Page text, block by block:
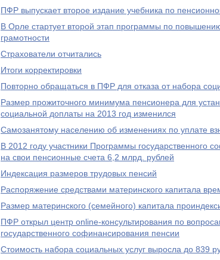
ПФР выпускает второе издание учебника по
В Орле стартует второй этап программы по
грамотности
Страхователи отчитались
Итоги корректировки
Повторно обращаться в ПФР для отказа от набора
Размер прожиточного минимума пенсионера для
социальной доплаты на 2013 год изменился
Самозанятому населению об изменениях по уплате
В 2012 году участники Программы государственного
на свои пенсионные счета 6,2 млрд. рублей
Индексация размеров трудовых пенсий
Распоряжение средствами материнского капитала
Размер материнского (семейного) капитала
ПФР открыл центр online-консультирования по
государственного софинансирования пенсии
Стоимость набора социальных услуг выросла до 839